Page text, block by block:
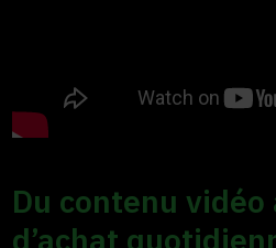
Du contenu
d’achat